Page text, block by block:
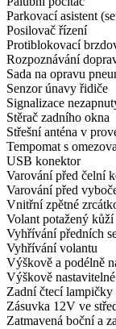
Parkovací asistent
Posilovač řízení
Protiblokovací
Rozpoznávání
Sada na opravu
Senzor únavy řidiče
Signalizace
Stěrač zadního okna
Střešní anténa v
Tempomat s
USB konektor
Varování před čelní
Varování před
Vnitřní zpětné
Volant potažený kůží
Vyhřívání předních
Vyhřívání volantu
Výškově a podélně
Výškově
Zadní čtecí lampičky
Zásuvka 12V ve
Zatmavená boční a